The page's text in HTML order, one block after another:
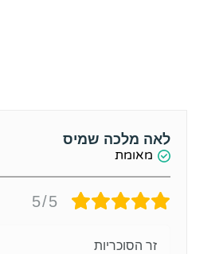
לאה מלכה שמיס
מאומת
5/5
זר הסוכריות